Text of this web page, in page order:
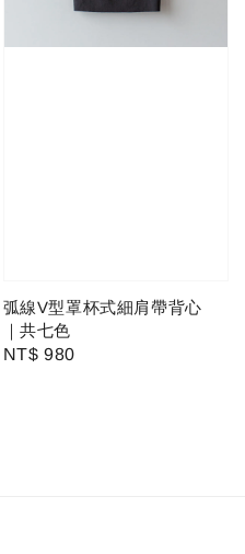
弧線V型罩杯式細肩帶背心
｜共七色
Regular
NT$ 980